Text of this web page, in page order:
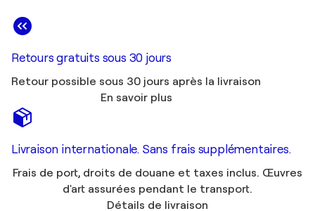
Retours gratuits sous 30 jours
Retour possible sous 30 jours après la livraison
En savoir plus
Livraison internationale. Sans frais supplémentaires.
Frais de port, droits de douane et taxes inclus. Œuvres
d'art assurées pendant le transport.
Détails de livraison